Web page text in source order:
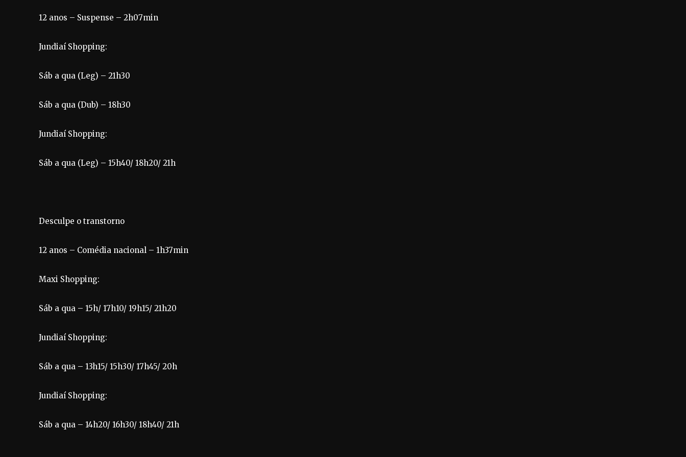
12 anos – Suspense – 2h07min
Jundiaí Shopping:
Sáb a qua (Leg) – 21h30
Sáb a qua (Dub) – 18h30
Jundiaí Shopping:
Sáb a qua (Leg) – 15h40/ 18h20/ 21h
Desculpe o transtorno
12 anos – Comédia nacional – 1h37min
Maxi Shopping:
Sáb a qua – 15h/ 17h10/ 19h15/ 21h20
Jundiaí Shopping:
Sáb a qua – 13h15/ 15h30/ 17h45/ 20h
Jundiaí Shopping:
Sáb a qua – 14h20/ 16h30/ 18h40/ 21h